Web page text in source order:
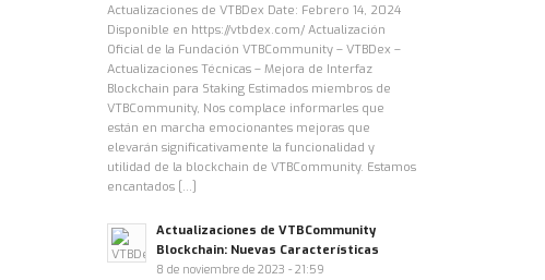
Actualizaciones de VTBDex Date: Febrero 14, 2024
Disponible en https://vtbdex.com/ Actualización
Oficial de la Fundación VTBCommunity – VTBDex –
Actualizaciones Técnicas – Mejora de Interfaz
Blockchain para Staking Estimados miembros de
VTBCommunity, Nos complace informarles que
están en marcha emocionantes mejoras que
elevarán significativamente la funcionalidad y
utilidad de la blockchain de VTBCommunity. Estamos
encantados […]
Actualizaciones de VTBCommunity
Blockchain: Nuevas Características
8 de noviembre de 2023 - 21:59